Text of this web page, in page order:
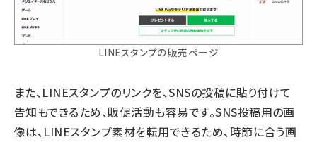
LINEスタンプの販売ページ
また、LINEスタンプのリンクを、SNSの投稿に貼り付けて
告知もできるため、販促活動も容易です。SNS投稿用の画
像は、LINEスタンプ素材を転用できるため、時節に合う画